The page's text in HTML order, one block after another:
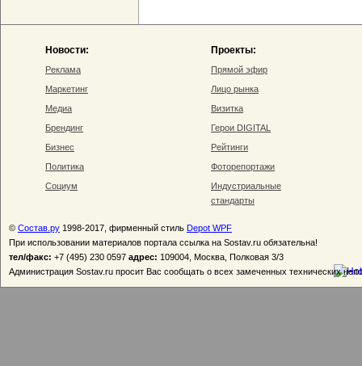
Новости:
Реклама
Маркетинг
Медиа
Брендинг
Бизнес
Политика
Социум
Проекты:
Прямой эфир
Лицо рынка
Визитка
Герои DIGITAL
Рейтинги
Фоторепортажи
Индустриальные
стандарты
© Состав.ру 1998-2017, фирменный стиль Depot WPF
При использовании материалов портала ссылка на Sostav.ru обязательна!
тел/факс: +7 (495) 230 0597 адрес: 109004, Москва, Полковая 3/3
Администрация Sostav.ru просит Вас сообщать о всех замеченных технических